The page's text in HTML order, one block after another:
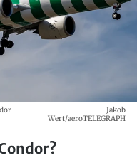
Jakob
Wert/aeroTELEGRAPH